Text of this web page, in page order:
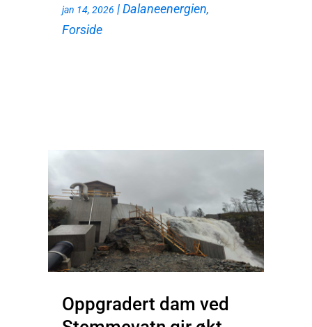
jan 14, 2026 |Dalaneenergien,
Forside
Oppgradert dam ved